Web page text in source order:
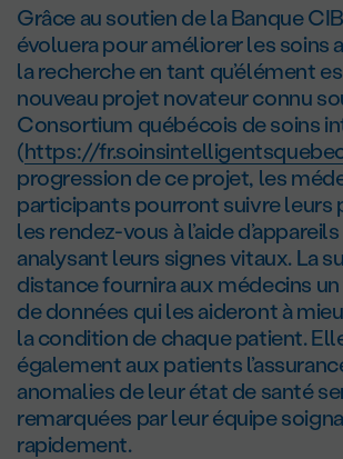
Grâce au soutien de la Banque
évoluera pour améliorer les soins
la recherche en tant qu’élément
nouveau projet novateur connu
Consortium québécois de soins
(https://
progression de ce projet, les
participants pourront suivre leurs
les rendez-vous à l’aide
analysant leurs signes vitaux. La
distance fournira aux médecins
de données qui les aideront à
la condition de chaque patient.
également aux patients
anomalies de leur état de santé
remarquées par leur équipe
rapidement.